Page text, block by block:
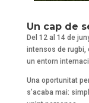
Un cap de
Del 12 al 14 de
intensos de rugbi,
un entorn
Una oportunitat
s’acaba mai: